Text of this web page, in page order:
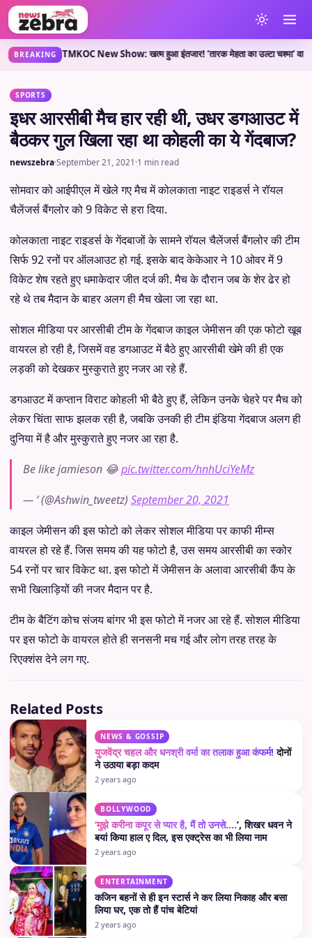
BREAKING
कहती है?•TMKOC New Show: खत्म हुआ इंतजार! ‘तारक मेहता का उल्टा चश्मा’ वाले
SPORTS
इधर आरसीबी मैच हार रही थी, उधर डगआउट में
बैठकर गुल खिला रहा था कोहली का ये गेंदबाज?
newszebra·September 21, 2021·1 min read
सोमवार को आईपीएल में खेले गए मैच में कोलकाता नाइट राइडर्स ने रॉयल
चैलेंजर्स बैंगलोर को 9 विकेट से हरा दिया.
कोलकाता नाइट राइडर्स के गेंदबाजों के सामने रॉयल चैलेंजर्स बैंगलोर की टीम
सिर्फ 92 रनों पर ऑलआउट हो गई. इसके बाद केकेआर ने 10 ओवर में 9
विकेट शेष रहते हुए धमाकेदार जीत दर्ज की. मैच के दौरान जब के शेर ढेर हो
रहे थे तब मैदान के बाहर अलग ही मैच खेला जा रहा था.
सोशल मीडिया पर आरसीबी टीम के गेंदबाज काइल जेमीसन की एक फोटो खूब
वायरल हो रही है, जिसमें वह डगआउट में बैठे हुए आरसीबी खेमे की ही एक
लड़की को देखकर मुस्कुराते हुए नजर आ रहे हैं.
डगआउट में कप्तान विराट कोहली भी बैठे हुए हैं, लेकिन उनके चेहरे पर मैच को
लेकर चिंता साफ झलक रही है, जबकि उनकी ही टीम इंडिया गेंदबाज अलग ही
दुनिया में है और मुस्कुराते हुए नजर आ रहा है.
Be like jamieson 😂pic.twitter.com/hnhUciYeMz
— ‘ (@Ashwin_tweetz) September 20, 2021
काइल जेमीसन की इस फोटो को लेकर सोशल मीडिया पर काफी मीम्स
वायरल हो रहे हैं. जिस समय की यह फोटो है, उस समय आरसीबी का स्कोर
54 रनों पर चार विकेट था. इस फोटो में जेमीसन के अलावा आरसीबी कैंप के
सभी खिलाड़ियों की नजर मैदान पर है.
टीम के बैटिंग कोच संजय बांगर भी इस फोटो में नजर आ रहे हैं. सोशल मीडिया
पर इस फोटो के वायरल होते ही सनसनी मच गई और लोग तरह तरह के
रिएक्शंस देने लग गए.
Related Posts
NEWS & GOSSIP
युजवेंद्र चहल और धनश्री वर्मा का तलाक हुआ कंफर्म!दोनों
ने उठाया बड़ा कदम
2 years ago
BOLLYWOOD
‘मुझे करीना कपूर से प्यार है, मैं तो उनसे….’, शिखर धवन ने
बयां किया हाल ए दिल, इस एक्ट्रेस का भी लिया नाम
2 years ago
ENTERTAINMENT
कजिन बहनों से ही इन स्टार्स ने कर लिया निकाह और बसा
लिया घर, एक तो हैं पांच बेटियां
2 years ago